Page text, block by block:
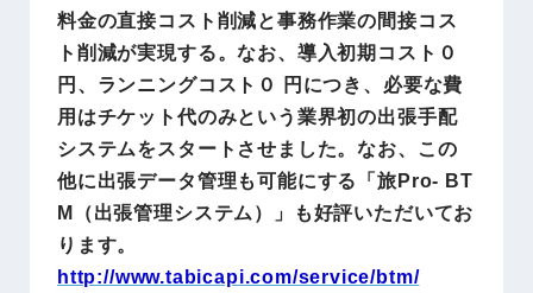
料金の直接コスト削減と事務作業の間接コス
ト削減が実現する。なお、導入初期コスト０
円、ランニングコスト０ 円につき、必要な費
用はチケット代のみという業界初の出張手配
システムをスタートさせました。なお、この
他に出張データ管理も可能にする「旅Pro- BT
M（出張管理システム）」も好評いただいてお
ります。
http://www.tabicapi.com/service/btm/